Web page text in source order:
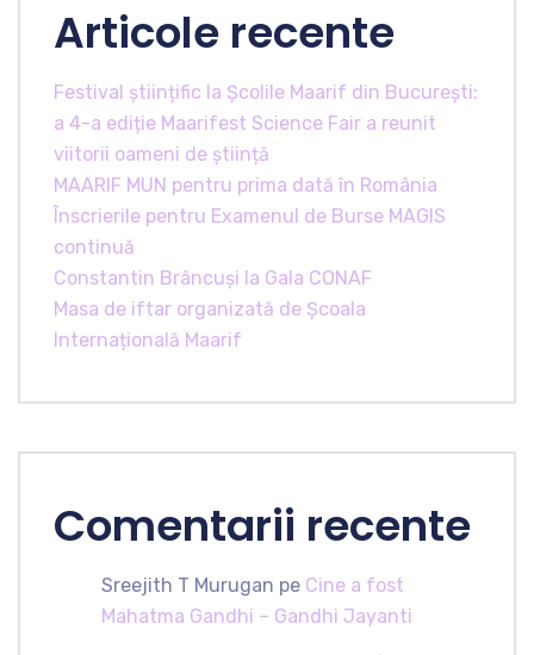
Articole recente
Festival științific la Școlile Maarif din București:
a 4-a ediție Maarifest Science Fair a reunit
viitorii oameni de știință
MAARIF MUN pentru prima dată în România
Înscrierile pentru Examenul de Burse MAGIS
continuă
Constantin Brâncuși la Gala CONAF
Masa de iftar organizată de Școala
Internațională Maarif
Comentarii recente
Sreejith T Murugan pe Cine a fost
Mahatma Gandhi – Gandhi Jayanti